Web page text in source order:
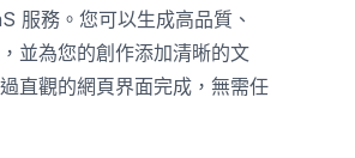
服務。您可以生成高品質、
並為您的創作添加清晰的文
直觀的網頁界面完成，無需任